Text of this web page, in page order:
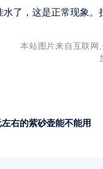
水了，这是正常现象。
本站图片来自互联网
左右的紫砂壶能不能用